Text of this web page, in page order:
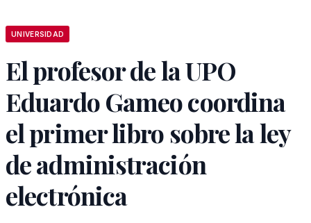
UNIVERSIDAD
El profesor de la UPO
Eduardo Gameo coordina
el primer libro sobre la ley
de administración
electrónica